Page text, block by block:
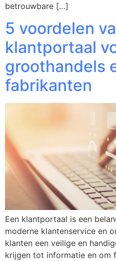
betrouwbare […]
5 voordelen
klantportaal
groothandels
fabrikanten
Een klantportaal is een
moderne klantenservice en
klanten een veilige en
krijgen tot informatie en om